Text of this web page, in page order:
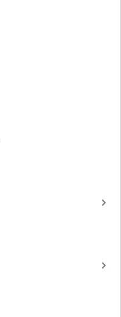
keyboard_arrow_right
keyboard_arrow_right